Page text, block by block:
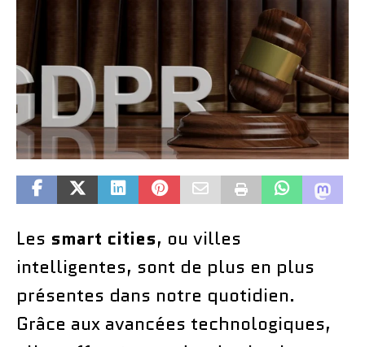
Les smart cities, ou villes
intelligentes, sont de plus en plus
présentes dans notre quotidien.
Grâce aux avancées technologiques,